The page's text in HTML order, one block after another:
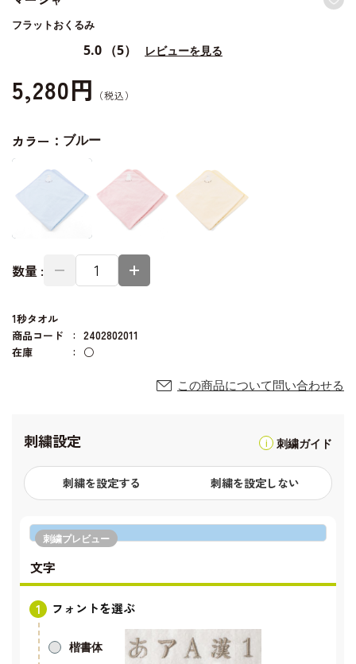
フラットおくるみ
5.0 （5） レビューを見る
5,280円
カラー： ブルー
数量 :
1秒タオル
商品コード
2402802011
在庫
○
この商品について問い合わせる
刺繍設定 刺繍ガイド
刺繍を設定する 刺繍を設定しない
刺繍プレビュー
文字
フォントを選ぶ
楷書体